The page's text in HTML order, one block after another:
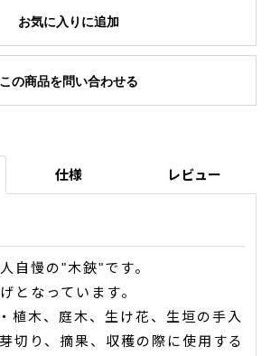
お気に入りに追加
この商品を問い合わせる
仕様 レビュー
自慢の"木鋏"です。
となっています。
植木、庭木、生け花、生垣の手入
切り、摘果、収穫の際に使用する